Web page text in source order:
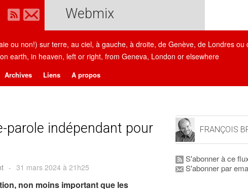
Webmix
ou non!) sur terre, au ciel, à gauche, à droite, de Genève, de Londres ou
earth, in heaven, left or right, from Geneva, London or elsewhere
Archives Liens A propos
parole indépendant pour
- 31 mars 2024 à 21h25
non moins important que les
FRANÇOIS
S'abonner à ce
S'abonner par